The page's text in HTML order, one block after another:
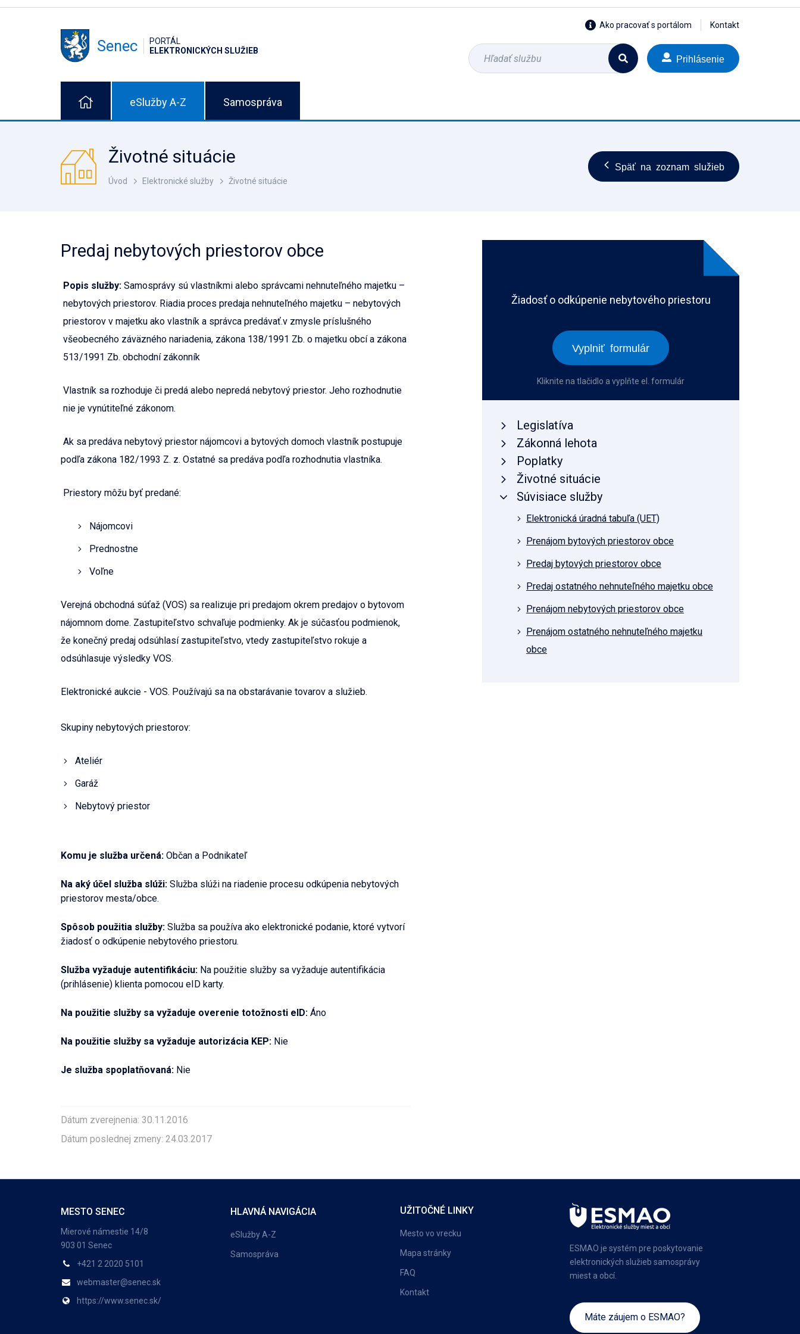
Senec
PORTÁL
ELEKTRONICKÝCH SLUŽIEB
Ako pracovať s portálom Kontakt
Prihlásenie
eSlužby A-Z Samospráva
Životné situácie
Úvod Elektronické služby Životné situácie
Späť na zoznam služieb
Predaj nebytových priestorov obce
Popis služby: Samosprávy sú vlastníkmi alebo správcami nehnuteľného majetku –
nebytových priestorov. Riadia proces predaja nehnuteľného majetku – nebytových
priestorov v majetku ako vlastník a správca predávať.v zmysle príslušného
všeobecného záväzného nariadenia, zákona 138/1991 Zb. o majetku obcí a zákona
513/1991 Zb. obchodní zákonník
Vlastník sa rozhoduje či predá alebo nepredá nebytový priestor. Jeho rozhodnutie
nie je vynútiteľné zákonom.
Ak sa predáva nebytový priestor nájomcovi a bytových domoch vlastník postupuje
podľa zákona 182/1993 Z. z. Ostatné sa predáva podľa rozhodnutia vlastníka.
Priestory môžu byť predané:
Nájomcovi
Prednostne
Voľne
Verejná obchodná súťaž (VOS) sa realizuje pri predajom okrem predajov o bytovom
nájomnom dome. Zastupiteľstvo schvaľuje podmienky. Ak je súčasťou podmienok,
že konečný predaj odsúhlasí zastupiteľstvo, vtedy zastupiteľstvo rokuje a
odsúhlasuje výsledky VOS.
Elektronické aukcie - VOS. Používajú sa na obstarávanie tovarov a služieb.
Skupiny nebytových priestorov:
Ateliér
Garáž
Nebytový priestor
Komu je služba určená: Občan a Podnikateľ
Na aký účel služba slúži: Služba slúži na riadenie procesu odkúpenia nebytových
priestorov mesta/obce.
Spôsob použitia služby: Služba sa používa ako elektronické podanie, ktoré vytvorí
žiadosť o odkúpenie nebytového priestoru.
Služba vyžaduje autentifikáciu: Na použitie služby sa vyžaduje autentifikácia
(prihlásenie) klienta pomocou eID karty.
Na použitie služby sa vyžaduje overenie totožnosti eID: Áno
Na použitie služby sa vyžaduje autorizácia KEP: Nie
Je služba spoplatňovaná: Nie
Dátum zverejnenia: 30.11.2016
Dátum poslednej zmeny: 24.03.2017
Žiadosť o odkúpenie nebytového priestoru
Vyplniť formulár
Kliknite na tlačidlo a vyplňte el. formulár
Legislatíva
Zákonná lehota
Poplatky
Životné situácie
Súvisiace služby
Elektronická úradná tabuľa (UET)
Prenájom bytových priestorov obce
Predaj bytových priestorov obce
Predaj ostatného nehnuteľného majetku obce
Prenájom nebytových priestorov obce
Prenájom ostatného nehnuteľného majetku
obce
MESTO SENEC
Mierové námestie 14/8
903 01 Senec
+421 2 2020 5101
webmaster@senec.sk
https://www.senec.sk/
HLAVNÁ NAVIGÁCIA
eSlužby A-Z
Samospráva
UŽITOČNÉ LINKY
Mesto vo vrecku
Mapa stránky
FAQ
Kontakt
ESMAO je systém pre poskytovanie
elektronických služieb samosprávy
miest a obcí.
Máte záujem o ESMAO?